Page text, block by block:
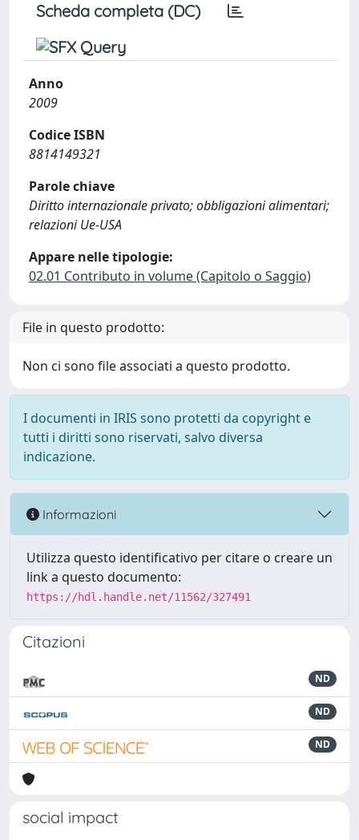
Scheda completa (DC)
Anno
2009
Codice ISBN
8814149321
Parole chiave
Diritto internazionale privato; obbligazioni alimentari;
relazioni Ue-USA
Appare nelle tipologie:
02.01 Contributo in volume (Capitolo o Saggio)
File in questo prodotto:
Non ci sono file associati a questo prodotto.
I documenti in IRIS sono protetti da copyright e
tutti i diritti sono riservati, salvo diversa
indicazione.
Informazioni
Utilizza questo identificativo per citare o creare un
link a questo documento:
https://hdl.handle.net/11562/327491
Citazioni
ND
ND
ND
social impact